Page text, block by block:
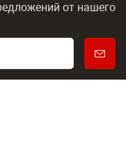
от нашего